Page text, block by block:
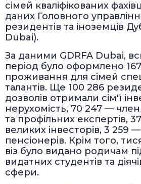
сімей кваліфікованих
даних Головного
резидентів та іноземців
Dubai).
За даними GDRFA Dubai,
період було оформлено
проживання для сімей
талантів. Ще 100 286
дозволів отримали сім'ї
нерухомість, 70 247 —
та профільних експертів,
великих інвесторів, 3 259
пенсіонерів. Крім того,
віз було видано родичам
видатних студентів та
сфери.